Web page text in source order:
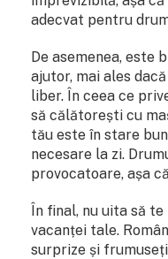
adecvat pentru
De asemenea, este
ajutor, mai ales
liber. În ceea ce
să călătorești cu
tău este în stare
necesare la zi.
provocatoare, așa
În final, nu uita să
vacanței tale.
surprize și